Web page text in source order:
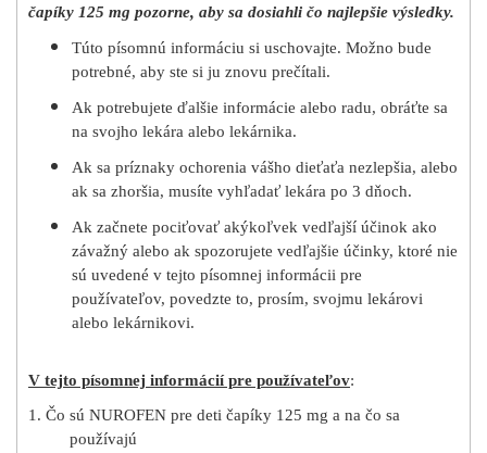
čapíky 125 mg pozorne, aby sa dosiahli čo najlepšie výsledky.
Túto písomnú informáciu si uschovajte. Možno bude
potrebné, aby ste si ju znovu prečítali.
Ak potrebujete ďalšie informácie alebo radu, obráťte sa
na svojho lekára alebo lekárnika.
Ak sa príznaky ochorenia vášho dieťaťa nezlepšia, alebo
ak sa zhoršia, musíte vyhľadať lekára po 3 dňoch.
Ak začnete pociťovať akýkoľvek vedľajší účinok ako
závažný alebo ak spozorujete vedľajšie účinky, ktoré nie
sú uvedené v tejto písomnej informácii pre
používateľov, povedzte to, prosím, svojmu lekárovi
alebo lekárnikovi.
V tejto písomnej informácií pre používateľov:
1. Čo sú NUROFEN pre deti čapíky 125 mg a na čo sa
používajú